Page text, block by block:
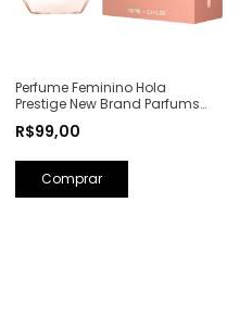
Perfume Feminino Hola
Prestige New Brand Parfums
Olfativa: Olympéa Paco
R$99,00